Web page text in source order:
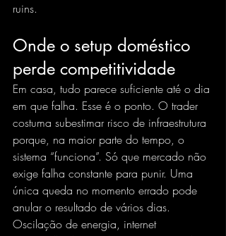
ruins.
Onde o setup doméstico
perde competitividade
Em casa, tudo parece suficiente até o dia
em que falha. Esse é o ponto. O trader
costuma subestimar risco de infraestrutura
porque, na maior parte do tempo, o
sistema “funciona”. Só que mercado não
exige falha constante para punir. Uma
única queda no momento errado pode
anular o resultado de vários dias.
Oscilação de energia, internet